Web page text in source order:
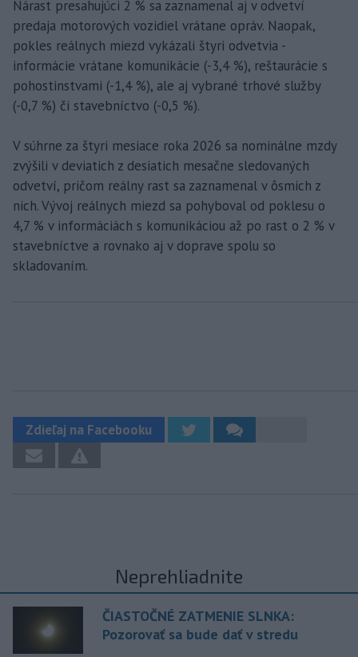
Nárast presahujúci 2 % sa zaznamenal aj v odvetví
predaja motorových vozidiel vrátane opráv. Naopak,
pokles reálnych miezd vykázali štyri odvetvia -
informácie vrátane komunikácie (-3,4 %), reštaurácie s
pohostinstvami (-1,4 %), ale aj vybrané trhové služby
(-0,7 %) či stavebníctvo (-0,5 %).
V súhrne za štyri mesiace roka 2026 sa nominálne mzdy
zvýšili v deviatich z desiatich mesačne sledovaných
odvetví, pričom reálny rast sa zaznamenal v ôsmich z
nich. Vývoj reálnych miezd sa pohyboval od poklesu o
4,7 % v informáciách s komunikáciou až po rast o 2 % v
stavebníctve a rovnako aj v doprave spolu so
skladovaním.
Zdieľaj na Facebooku
Neprehliadnite
ČIASTOČNÉ ZATMENIE SLNKA:
Pozorovať sa bude dať v stredu